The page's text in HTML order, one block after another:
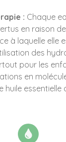
: Chaque
en raison de
à laquelle elle
des
pour les
en
huile essentielle